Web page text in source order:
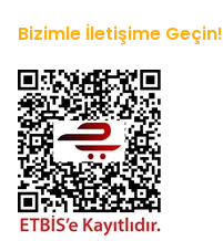
Bizimle İletişime Geçin!